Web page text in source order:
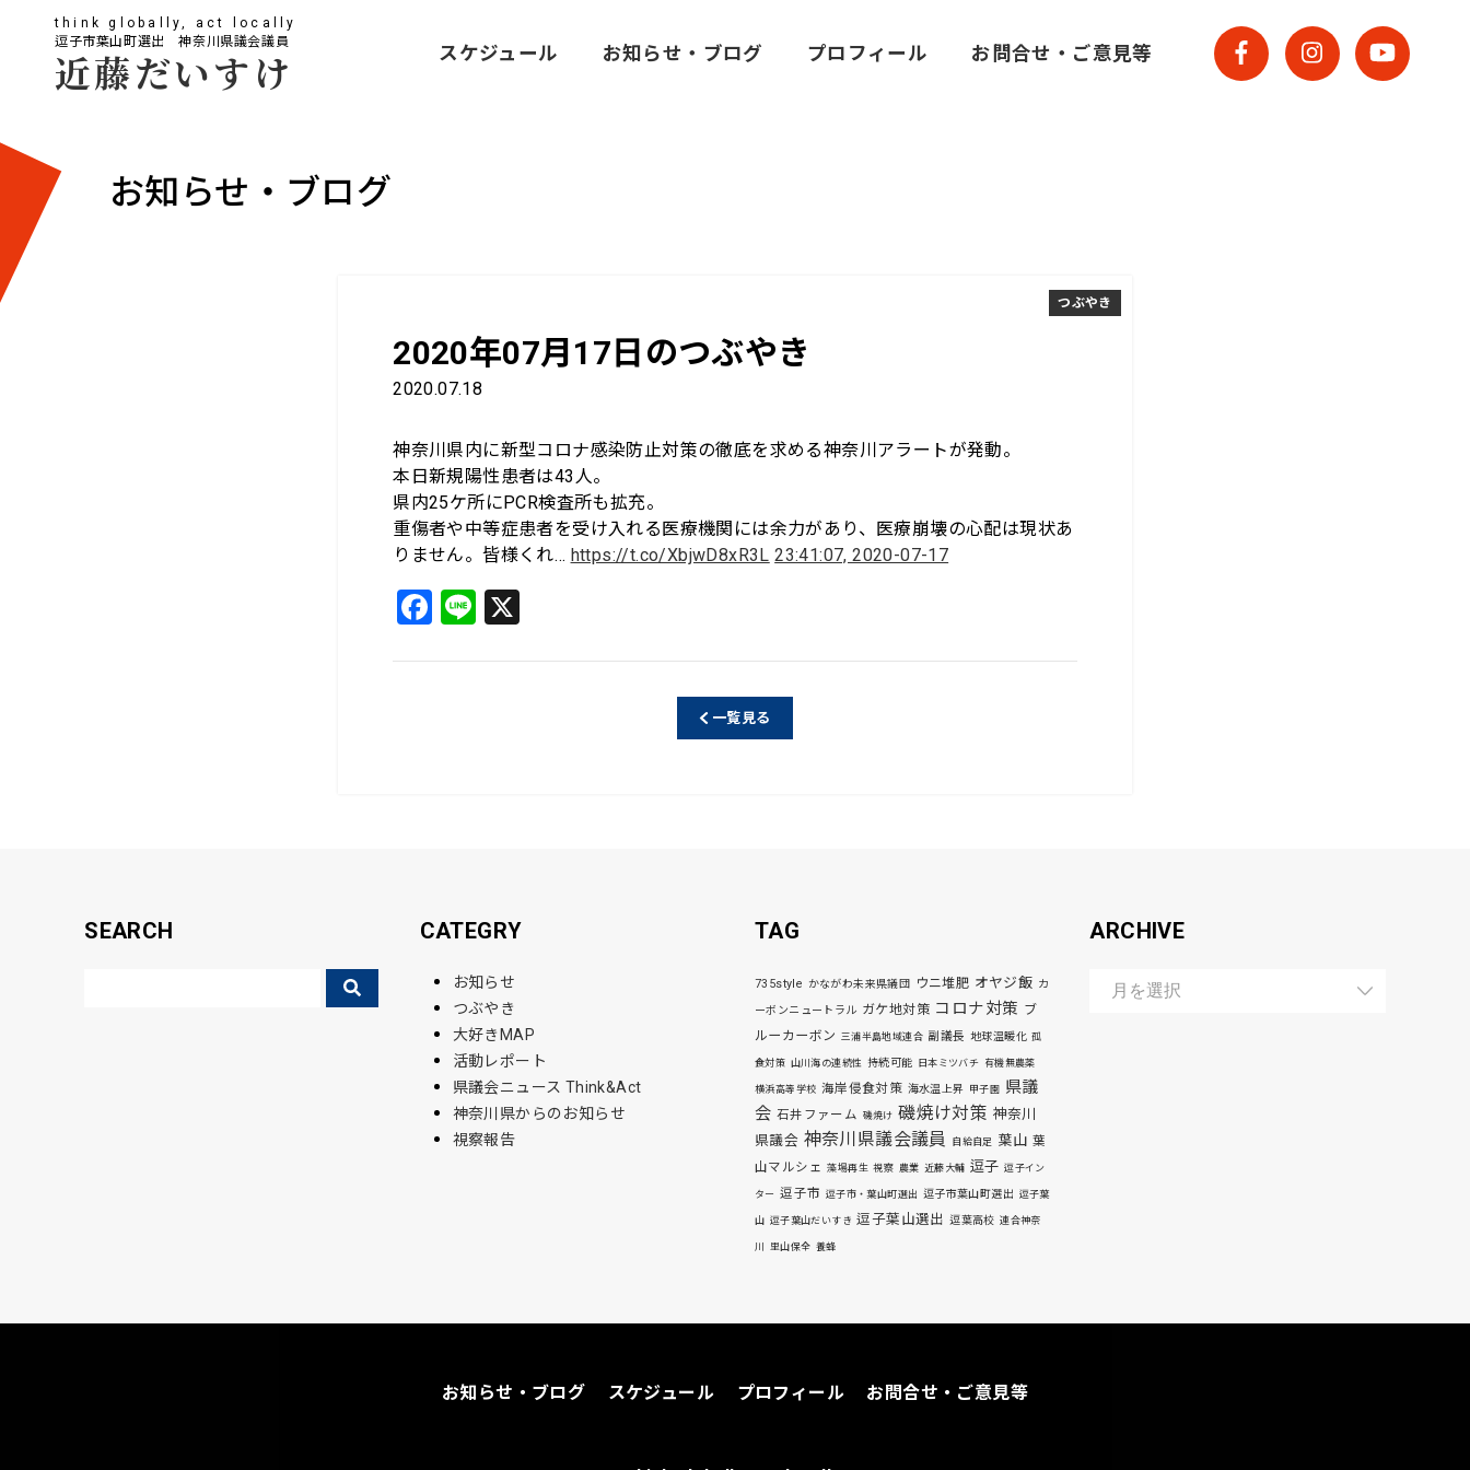
think globally, act locally
逗子市葉山町選出 神奈川県議会議員
近藤だいすけ スケジュール お知らせ・ブログ プロフィール お問合せ・ご意見等
お知らせ・ブログ
2020年07月17日のつぶやき
2020.07.18
つぶやき
神奈川県内に新型コロナ感染防止対策の徹底を求める神奈川アラートが発動。
本日新規陽性患者は43人。
県内25ケ所にPCR検査所も拡充。
重傷者や中等症患者を受け入れる医療機関には余力があり、医療崩壊の心配は現状あ
りません。皆様くれ… https://t.co/XbjwD8xR3L 23:41:07, 2020-07-17
F
a
c
Li
n
e
一覧見る
SEARCH CATEGRY
お知らせ
つぶやき
大好きMAP
活動レポート
県議会ニュース Think&Act
神奈川県からのお知らせ
視察報告
TAG
735style かながわ未来県議団 ウニ堆肥 オヤジ飯 カ
ーボンニュートラル ガケ地対策 コロナ対策 ブ
ルーカーボン 三浦半島地域連合 副議長 地球温暖化 孤
食対策 山川海の連続性 持続可能 日本ミツバチ 有機無農薬
横浜高等学校 海岸侵食対策 海水温上昇 甲子園
県議
会 石井ファーム 磯焼け 磯焼け対策 神奈川
県議会 神奈川県議会議員 自給自足 葉山 葉
山マルシェ
藻場再生 視察 農業 近藤大輔 逗子 逗子イン
ター 逗子市 逗子市・葉山町選出 逗子市葉山町選出 逗子葉
山 逗子葉山だいすき 逗子葉山選出 逗葉高校 連合神奈
川 里山保全 養蜂
ARCHIVE
お知らせ・ブログ スケジュール プロフィール お問合せ・ご意見等